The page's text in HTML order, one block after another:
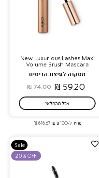
New Luxurious Lashes Maxi
Volume Brush Mascara
מסקרה לעיצוב הריסים
59.20 ₪
74.00 ₪
אזל מהמלאי
מחיר ל-100 גרם: 616.67 ₪
הוספה
Sale
20% OFF